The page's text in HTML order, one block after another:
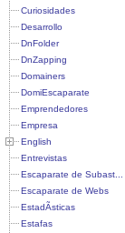
Curiosidades
Desarrollo
DnFolder
DnZapping
Domainers
DomiEscaparate
Emprendedores
Empresa
English
Entrevistas
Escaparate de Subast...
Escaparate de Webs
EstadÃ­sticas
Estafas